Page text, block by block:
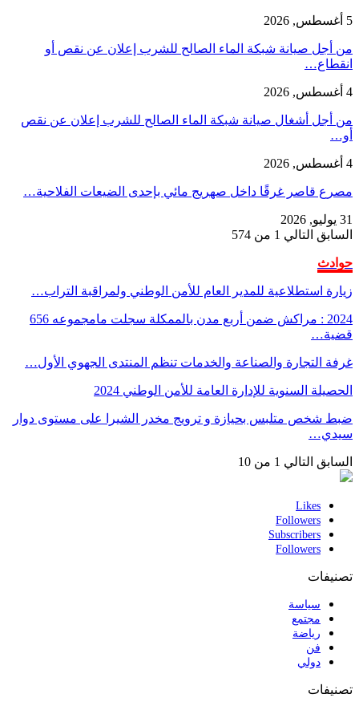
5 أغسطس, 2026
من أجل صيانة شبكة الماء الصالح للشرب إعلان عن نقص أو
انقطاع…
4 أغسطس, 2026
من أجل أشغال صيانة شبكة الماء الصالح للشرب إعلان عن نقص
أو…
4 أغسطس, 2026
مصرع قاصر غرقًا داخل صهريج مائي بإحدى الضيعات الفلاحية…
31 يوليو, 2026
السابق التالي 1 من 574
حوادث
زيارة استطلاعية للمدير العام للأمن الوطني ولمراقبة التراب…
2024 : مراكش ضمن أربع مدن بالممكلة سجلت مامجموعه 656
قضية…
غرفة التجارة والصناعة والخدمات تنظم المنتدى الجهوي الأول…
الحصيلة السنوية للإدارة العامة للأمن الوطني 2024
ضبط شخص متلبس بحيازة و ترويج مخدر الشيرا على مستوى دوار
سيدي…
السابق التالي 1 من 10
Likes
Followers
Subscribers
Followers
تصنيفات
سياسة
مجتمع
رياضة
فن
دولي
تصنيفات